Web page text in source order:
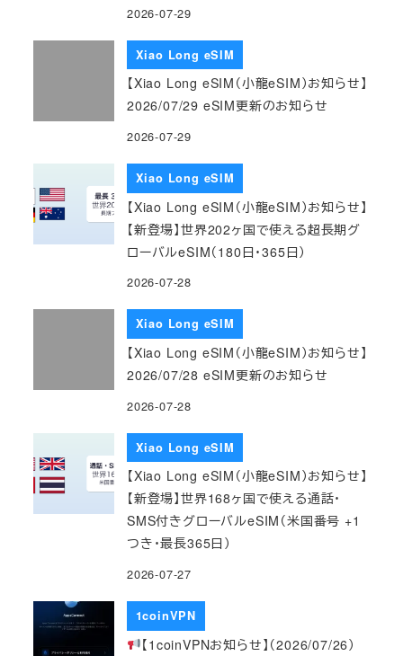
2026-07-29
Xiao Long eSIM
【Xiao Long eSIM（小龍eSIM）お知らせ】
2026/07/29 eSIM更新のお知らせ
2026-07-29
Xiao Long eSIM
【Xiao Long eSIM（小龍eSIM）お知らせ】
【新登場】世界202ヶ国で使える超長期グ
ローバルeSIM（180日・365日）
2026-07-28
Xiao Long eSIM
【Xiao Long eSIM（小龍eSIM）お知らせ】
2026/07/28 eSIM更新のお知らせ
2026-07-28
Xiao Long eSIM
【Xiao Long eSIM（小龍eSIM）お知らせ】
【新登場】世界168ヶ国で使える通話・
SMS付きグローバルeSIM（米国番号 +1
つき・最長365日）
2026-07-27
1coinVPN
【1coinVPNお知らせ】（2026/07/26）